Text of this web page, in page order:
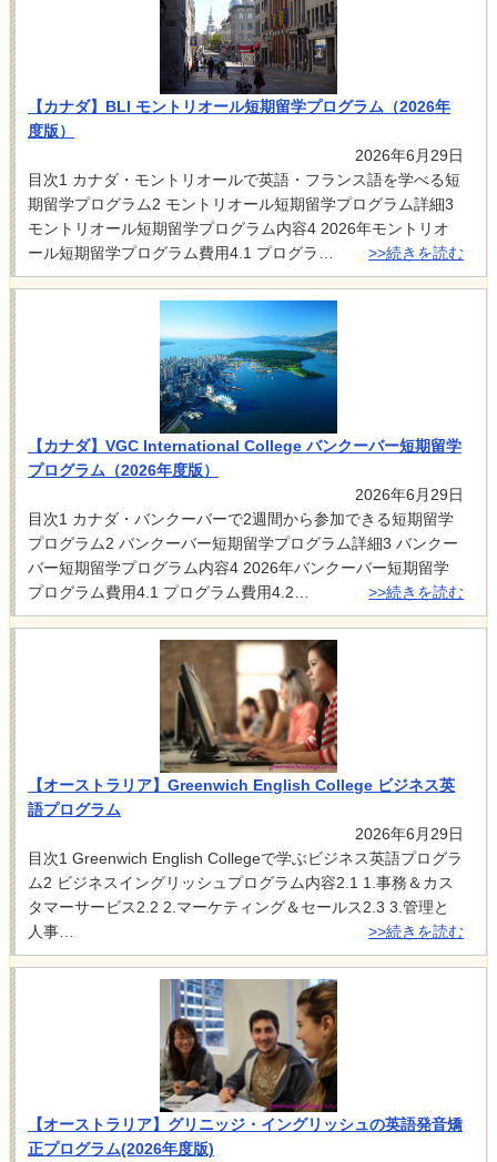
【カナダ】BLI モントリオール短期留学プログラム（2026年
度版）
2026年6月29日
目次1 カナダ・モントリオールで英語・フランス語を学べる短
期留学プログラム2 モントリオール短期留学プログラム詳細3
モントリオール短期留学プログラム内容4 2026年モントリオ
ール短期留学プログラム費用4.1 プログラ…
>>続きを読む
【カナダ】VGC International College バンクーバー短期留学
プログラム（2026年度版）
2026年6月29日
目次1 カナダ・バンクーバーで2週間から参加できる短期留学
プログラム2 バンクーバー短期留学プログラム詳細3 バンクー
バー短期留学プログラム内容4 2026年バンクーバー短期留学
プログラム費用4.1 プログラム費用4.2…
>>続きを読む
【オーストラリア】Greenwich English College ビジネス英
語プログラム
2026年6月29日
目次1 Greenwich English Collegeで学ぶビジネス英語プログラ
ム2 ビジネスイングリッシュプログラム内容2.1 1.事務＆カス
タマーサービス2.2 2.マーケティング＆セールス2.3 3.管理と
人事…
>>続きを読む
【オーストラリア】グリニッジ・イングリッシュの英語発音矯
正プログラム(2026年度版)